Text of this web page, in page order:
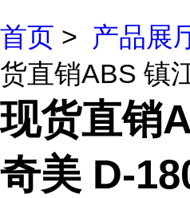
首页 > 产品展
货直销ABS 镇
现货直销
奇美 D-